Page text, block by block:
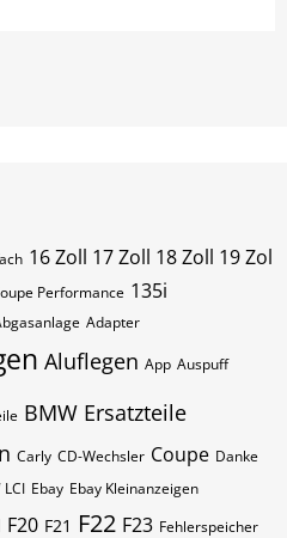
16 Zoll 17 Zoll 18 Zoll 19 Zol
Performance 135i
Adapter
Aluflegen App Auspuff
BMW Ersatzteile
Carly CD-Wechsler Coupe Danke
LCI Ebay Ebay Kleinanzeigen
F20 F21 F22 F23 Fehlerspeicher